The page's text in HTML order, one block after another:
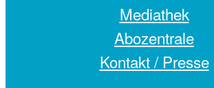
Mediathek
Abozentrale
Kontakt / Presse